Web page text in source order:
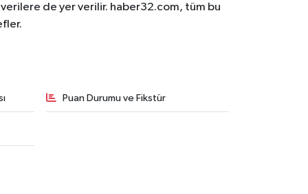
de yer verilir. haber32.com, tüm bu
Puan Durumu ve Fikstür